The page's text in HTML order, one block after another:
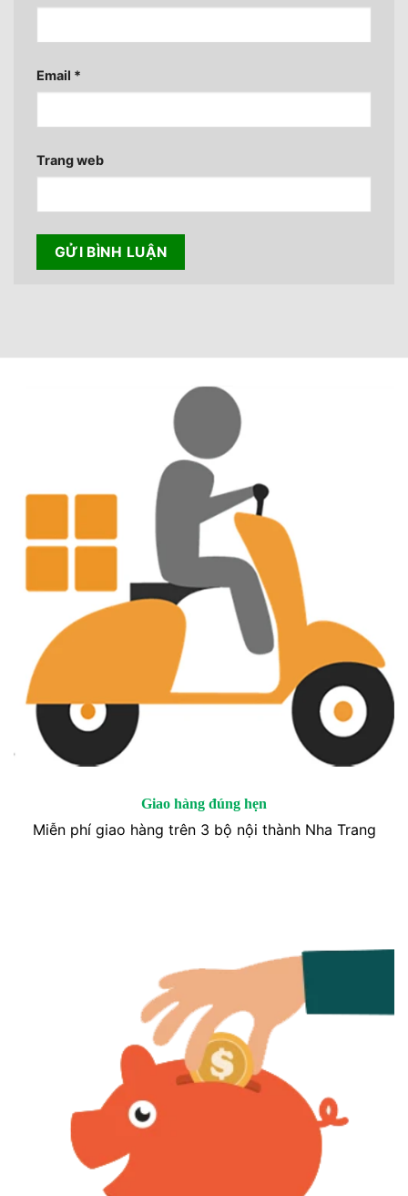
Email *
Trang web
Giao hàng đúng hẹn
Miễn phí giao hàng trên 3 bộ nội thành Nha Trang